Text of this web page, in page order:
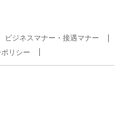
ビジネスマナー・接遇マナー
リシー